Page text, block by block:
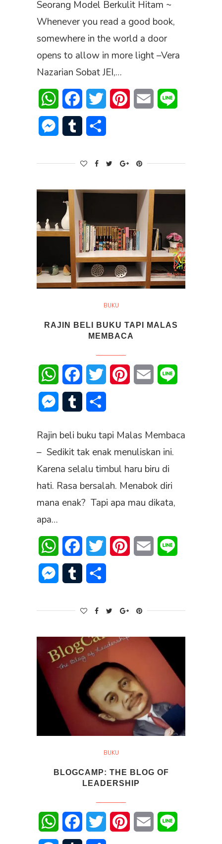
Seorang Model Berkulit Hitam ~
Whenever you read a good book,
somewhere in the world a door
opens to allow in more light –Vera
Nazarian Sobat JEI,…
WhatsAppFacebookTwitter PinterestEmail
Messenger
Tumblr
BUKU
RAJIN BELI BUKU TAPI MALAS
MEMBACA
WhatsAppFacebookTwitter PinterestEmail
Messenger
Tumblr
Rajin beli buku tapi Malas Membaca
– Sedikit tak enak menuliskan ini.
Karena selalu timbul haru biru di
hati. Rasa bersalah. Menabok diri
mana enak? Tapi apa mau dikata,
apa…
WhatsAppFacebookTwitter PinterestEmail
Messenger
Tumblr
BUKU
BLOGCAMP: THE BLOG OF
LEADERSHIP
WhatsAppFacebookTwitter PinterestEmail